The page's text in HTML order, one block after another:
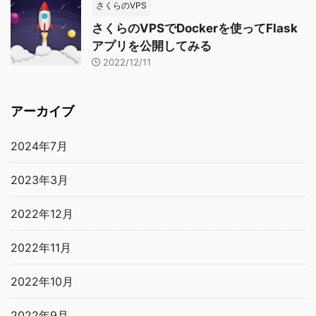
さくらのVPS
さくらのVPSでDockerを使ってFlask
アプリを公開してみる
2022/12/11
アーカイブ
2024年7月
2023年3月
2022年12月
2022年11月
2022年10月